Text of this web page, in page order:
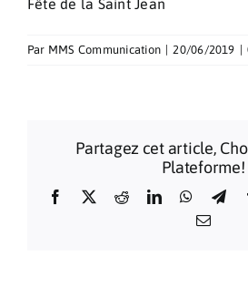
Fête de la Saint Jean
Par MMS Communication 20/06/2019
Partagez cet article,
Plateforme!
Facebook
X RedditLinkedIn
Email